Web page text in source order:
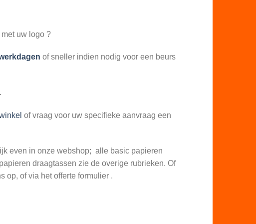
uw logo ?
of sneller indien nodig voor een beurs
of vraag voor uw specifieke aanvraag een
even in onze webshop; alle basic papieren
draagtassen zie de overige rubrieken. Of
op, of via het offerte formulier .